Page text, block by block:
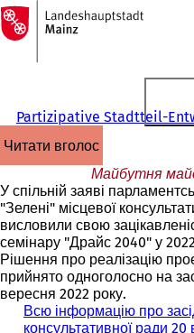
Перейти до змісту
На
головну
сторінку
Partizipative Stadtteil-
читати вголос
Майбутня
У спільній заяві
"Зелені" місцевої
висловили свою
семінару "Драйс 2040" у
Рішення про реалізацію
прийнято одноголосно на
вересня 2022 року.
Всю інформацію про
консультативної ради